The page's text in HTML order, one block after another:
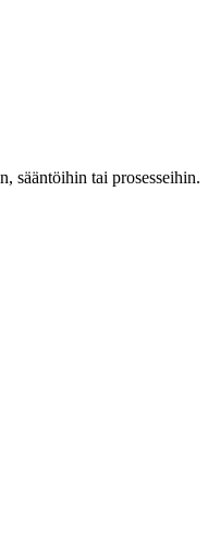
sääntöihin tai prosesseihin.